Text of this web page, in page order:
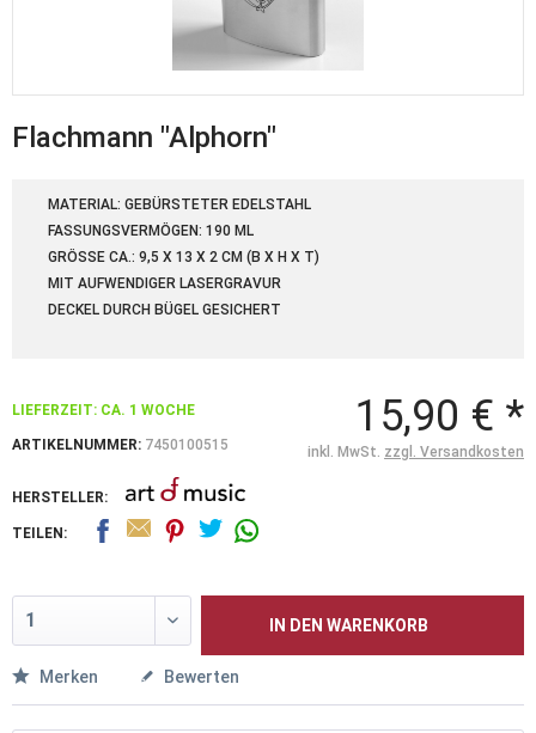
Flachmann "Alphorn"
MATERIAL: GEBÜRSTETER EDELSTAHL
FASSUNGSVERMÖGEN: 190 ML
GRÖSSE CA.: 9,5 X 13 X 2 CM (B X H X T)
MIT AUFWENDIGER LASERGRAVUR
DECKEL DURCH BÜGEL GESICHERT
LIEFERZEIT: CA. 1 WOCHE
ARTIKELNUMMER: 7450100515
HERSTELLER:
15,90 € *
inkl. MwSt. zzgl. Versandkosten
TEILEN:
IN DEN WARENKORB
Merken Bewerten